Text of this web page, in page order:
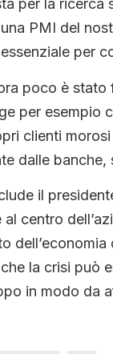
per la
PMI del
per
poco è
per esempio
clienti
dalle
il
centro
la crisi può
in modo da